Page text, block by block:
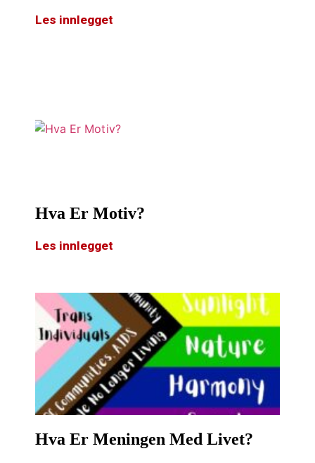
Les innlegget
Hva Er Motiv?
Les innlegget
Hva Er Meningen Med Livet?